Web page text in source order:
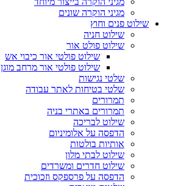
מגיני הוקרה שונים
שילוט פנים וחוץ
שילוט חניה
שילוט פולט אור
שילוט פולטי אור כיבוי אש
שילוט פולטי אור מרחב מוגן
שלטי נגישות
שלטי בטיחות לאתר עבודה
תמרורים
תמרורים באתרי בניה
שילוט לבריכה
הדפסה על אלומיניום
אותיות בולטות
שילוט לבתי מלון
שילוט חדרים ומשרדים
הדפסה על פרספקס וזכוכית